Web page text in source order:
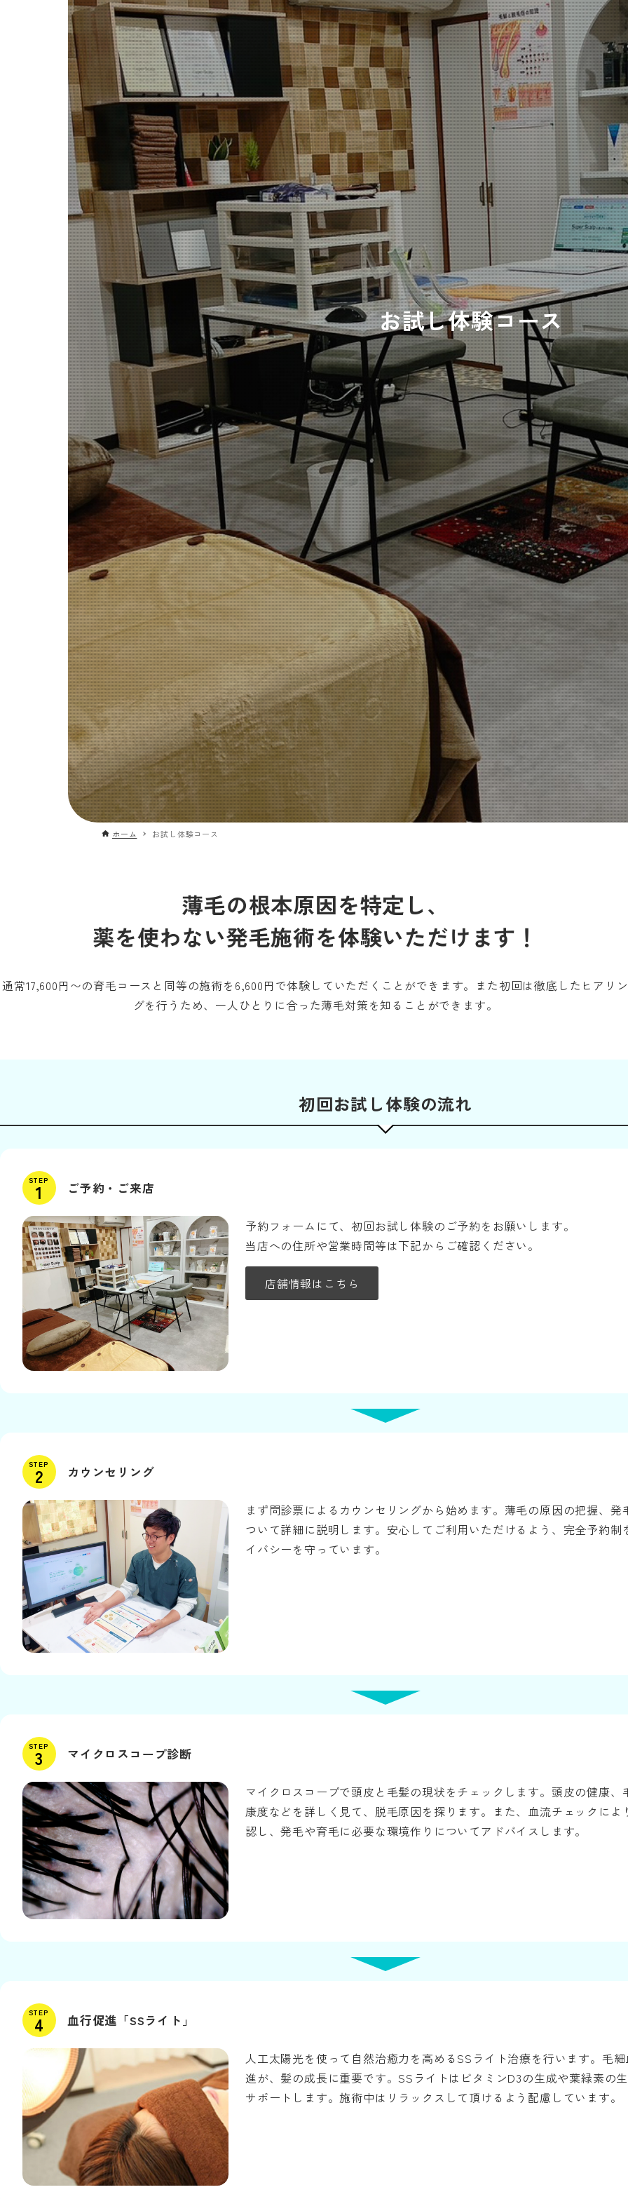
お試し体験コース
ホーム お試し体験コース
薄毛の根本原因を特定し、
薬を使わない発毛施術を体験いただけます！
通常17,600円〜の育毛コースと同等の施術を6,600円で体験していただくことができます。また初回は徹底したヒアリン
グを行うため、一人ひとりに合った薄毛対策を知ることができます。
初回お試し体験の流れ
STEP ご予約・ご来店
予約フォームにて、初回お試し体験のご予約をお願いします。
当店への住所や営業時間等は下記からご確認ください。
店舗情報はこちら
STEP カウンセリング
まず問診票によるカウンセリングから始めます。薄毛の原因の把握、
ついて詳細に説明します。安心してご利用いただけるよう、完全予約制
イバシーを守っています。
STEP マイクロスコープ診断
マイクロスコープで頭皮と毛髪の現状をチェックします。頭皮の健康
康度などを詳しく見て、脱毛原因を探ります。また、血流チェックによ
認し、発毛や育毛に必要な環境作りについてアドバイスします。
STEP 血行促進「SSライト」
人工太陽光を使って自然治癒力を高めるSSライト治療を行います。毛
進が、髪の成長に重要です。SSライトはビタミンD3の生成や葉緑素の
サポートします。施術中はリラックスして頂けるよう配慮しています。